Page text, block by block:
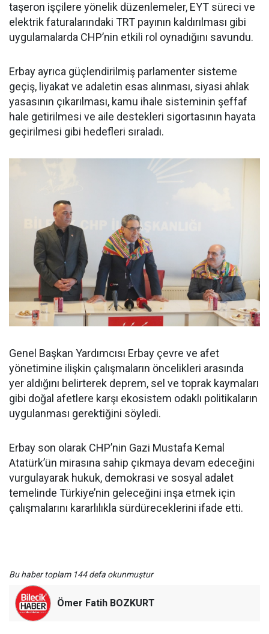
taşeron işçilere yönelik düzenlemeler, EYT süreci ve
elektrik faturalarındaki TRT payının kaldırılması gibi
uygulamalarda CHP’nin etkili rol oynadığını savundu.
Erbay ayrıca güçlendirilmiş parlamenter sisteme
geçiş, liyakat ve adaletin esas alınması, siyasi ahlak
yasasının çıkarılması, kamu ihale sisteminin şeffaf
hale getirilmesi ve aile destekleri sigortasının hayata
geçirilmesi gibi hedefleri sıraladı.
Genel Başkan Yardımcısı Erbay çevre ve afet
yönetimine ilişkin çalışmaların öncelikleri arasında
yer aldığını belirterek deprem, sel ve toprak kaymaları
gibi doğal afetlere karşı ekosistem odaklı politikaların
uygulanması gerektiğini söyledi.
Erbay son olarak CHP’nin Gazi Mustafa Kemal
Atatürk’ün mirasına sahip çıkmaya devam edeceğini
vurgulayarak hukuk, demokrasi ve sosyal adalet
temelinde Türkiye’nin geleceğini inşa etmek için
çalışmalarını kararlılıkla sürdüreceklerini ifade etti.
Bu haber toplam 144 defa okunmuştur
Ömer Fatih BOZKURT